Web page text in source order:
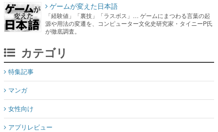
ゲームが変えた日本語
「経験値」「裏技」「ラスボス」… ゲームにまつわる言葉の起
源や用法の変遷を、コンピューター文化史研究家・タイニーP氏
が徹底調査。
カテゴリ
特集記事
マンガ
女性向け
アプリレビュー